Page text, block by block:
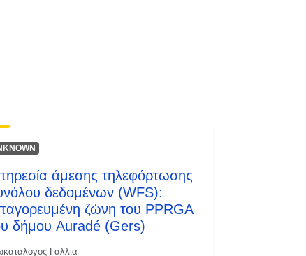
άμεσης τηλεφόρτωσης
δεδομένων (WFS):
ζώνη του PPRGA
δήμου Auradé (Gers)
Γαλλία